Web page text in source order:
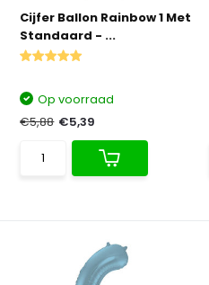
Cijfer Ballon Rainbow 1 Met
Standaard - ...
Op voorraad
€5,88 €5,39